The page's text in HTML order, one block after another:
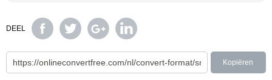
DEEL
Kopiëren